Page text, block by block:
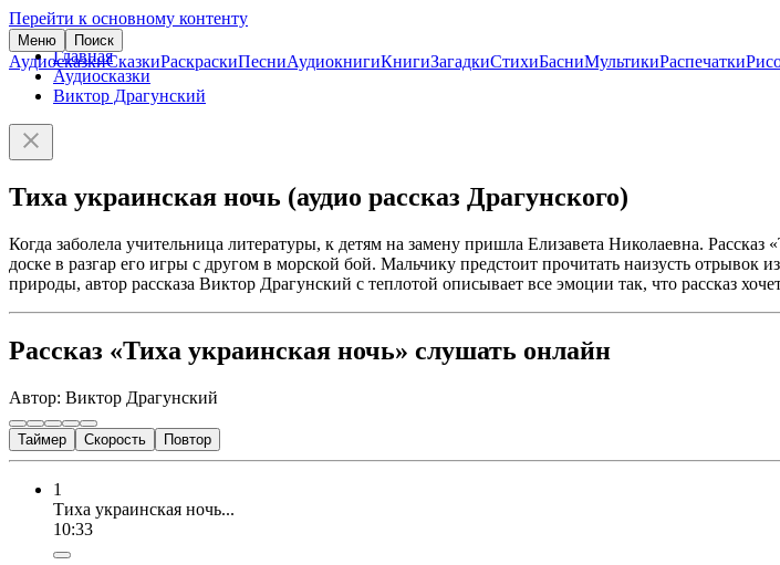
Перейти к основному контенту
Меню Поиск
АудиосказкиСказкиРаскраскиПесниАудиокнигиКнигиЗагадкиСтихиБасниМультикиРаспечатки
Главная
Аудиосказки
Виктор Драгунский
Тиха украинская ночь (аудио рассказ Драгунского)
Когда заболела учительница литературы, к детям на замену пришла Елизавета Николаевна.
доске в разгар его игры с другом в морской бой. Мальчику предстоит прочитать наизусть
природы, автор рассказа Виктор Драгунский с теплотой описывает все эмоции так, что рассказ
Рассказ «Тиха украинская ночь» слушать онлайн
Автор: Виктор Драгунский
Таймер Скорость Повтор
1
Тиха украинская ночь...
10:33